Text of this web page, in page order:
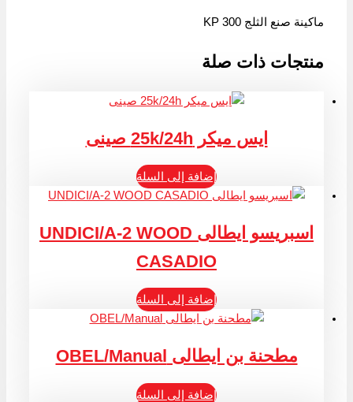
ماكينة صنع الثلج KP 300
منتجات ذات صلة
ايس ميكر 25k/24h صينى
إضافة إلى السلة
اسبريسو ايطالى UNDICI/A-2 WOOD
CASADIO
إضافة إلى السلة
مطحنة بن ايطالى OBEL/Manual
إضافة إلى السلة